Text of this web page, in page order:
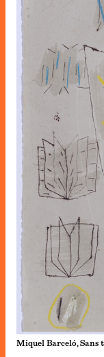
Miquel Barceló, Sans